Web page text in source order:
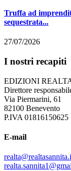
Truffa ad
sequestrata...
27/07/2026
I nostri recapiti
EDIZIONI
Direttore
Via Piermarini, 61
82100 Benevento
P.IVA 01816150625
E-mail